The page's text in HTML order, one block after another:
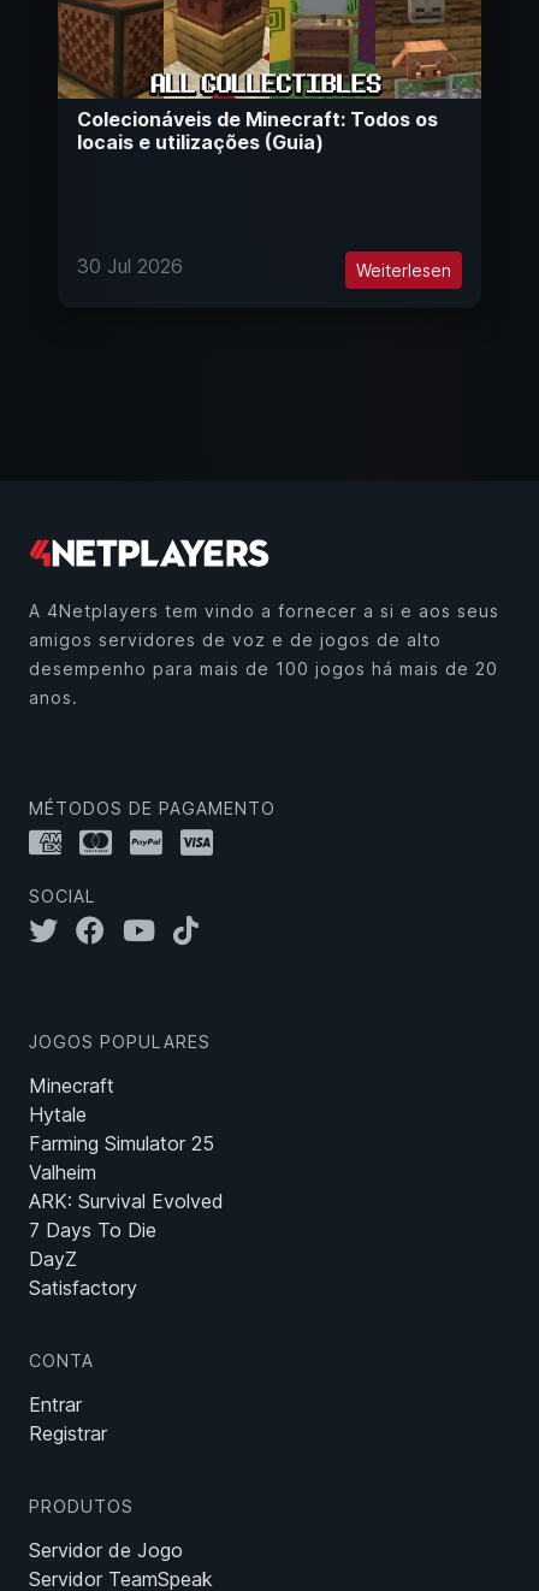
Colecionáveis de Minecraft: Todos os
locais e utilizações (Guia)
30 Jul 2026 Weiterlesen
A 4Netplayers tem vindo a fornecer a si e aos seus
amigos servidores de voz e de jogos de alto
desempenho para mais de 100 jogos há mais de 20
anos.
MÉTODOS DE PAGAMENTO
SOCIAL
JOGOS POPULARES
Minecraft
Hytale
Farming Simulator 25
Valheim
ARK: Survival Evolved
7 Days To Die
DayZ
Satisfactory
CONTA
Entrar
Registrar
PRODUTOS
Servidor de Jogo
Servidor TeamSpeak